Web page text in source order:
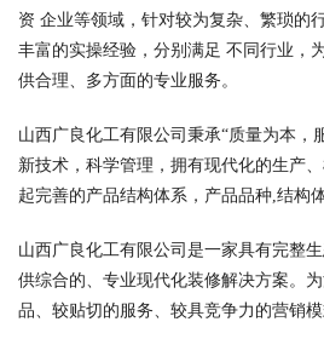
资 企业等领域，针对较为复杂、繁琐的
丰富的实操经验，分别满足 不同行业，
供合理、多方面的专业服务。
山西广良化工有限公司秉承“质量为本，
新技术，科学管理，拥有现代化的生产
起完善的产品结构体系，产品品种,结构
山西广良化工有限公司是一家具有完整
供综合的、专业现代化装修解决方案。
品、较贴切的服务、较具竞争力的营销模